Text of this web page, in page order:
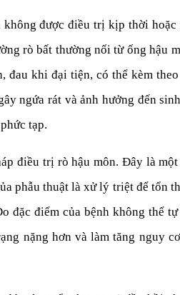
không được điều trị kịp thời
rò bất thường nối từ ống hậu
đau khi đại tiện, có thể kèm
ngứa rát và ảnh hưởng đến
tạp.
điều trị rò hậu môn. Đây là một
phẫu thuật là xử lý triệt để tổn
đặc điểm của bệnh không thể
nặng hơn và làm tăng nguy